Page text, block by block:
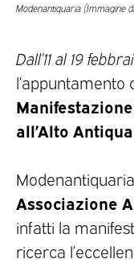
Modenantiquaria (Immagine
Dall’11 al 19
l’appuntamento
all’Alto
Associazione
infatti la
ricerca